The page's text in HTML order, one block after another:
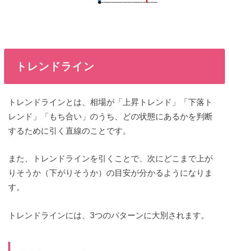
トレンドライン
トレンドラインとは、相場が「上昇トレンド」「下落ト
レンド」「もち合い」のうち、どの状態にあるかを判断
するために引く直線のことです。
また、トレンドラインを引くことで、次にどこまで上が
りそうか（下がりそうか）の目安が分かるようになりま
す。
トレンドラインには、3つのパターンに大別されます。